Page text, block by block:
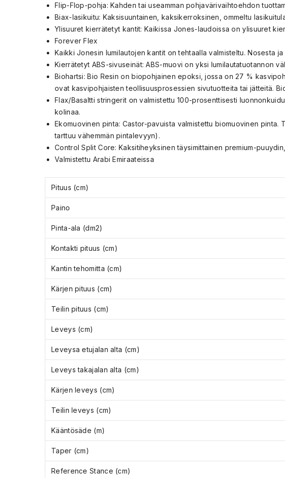
Flip-Flop-pohja: Kahden tai useamman pohjavärivaihtoehdon
Biax-lasikuitu: Kaksisuuntainen, kaksikerroksinen, ommeltu
Ylisuuret kierrätetyt kantit: Kaikissa Jones-laudoissa on ylisuuret
Forever Flex
Kaikki Jonesin lumilautojen kantit on tehtaalla valmisteltu. Nosesta
Kierrätetyt ABS-sivuseinät: ABS-muovi on yksi lumilautatuotannon
Biohartsi: Bio Resin on biopohjainen epoksi, jossa on 27 %
ovat kasvipohjaisten teollisuusprosessien sivutuotteita tai jätteitä.
Flax/Basaltti stringerit on valmistettu 100-prosenttisesti
kolinaa.
Ekomuovinen pinta: Castor-pavuista valmistettu biomuovinen
tarttuu vähemmän pintalevyyn).
Control Split Core: Kaksitiheyksinen täysimittainen premium-
Valmistettu Arabi Emiraateissa
Pituus (cm)
Paino
Pinta-ala (dm2)
Kontakti pituus (cm)
Kantin tehomitta (cm)
Kärjen pituus (cm)
Teilin pituus (cm)
Leveys (cm)
Leveysa etujalan alta (cm)
Leveys takajalan alta (cm)
Kärjen leveys (cm)
Teilin leveys (cm)
Kääntösäde (m)
Taper (cm)
Reference Stance (cm)